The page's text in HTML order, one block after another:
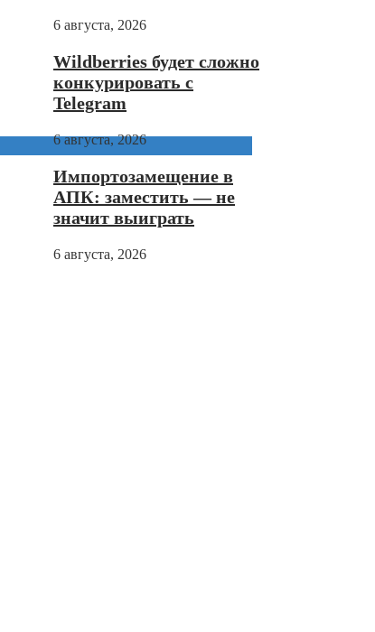
6 августа, 2026
Wildberries будет сложно
конкурировать с
Telegram
6 августа, 2026
Импортозамещение в
АПК: заместить — не
значит выиграть
6 августа, 2026